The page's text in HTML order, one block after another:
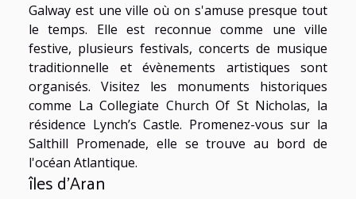
Galway est une ville où on s'amuse presque tout
le temps. Elle est reconnue comme une ville
festive, plusieurs festivals, concerts de musique
traditionnelle et évènements artistiques sont
organisés. Visitez les monuments historiques
comme La Collegiate Church Of St Nicholas, la
résidence Lynch’s Castle. Promenez-vous sur la
Salthill Promenade, elle se trouve au bord de
l'océan Atlantique.
îles d’Aran